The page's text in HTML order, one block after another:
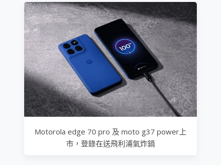
Motorola edge 70 pro 及 moto g37 power上
市，登錄在送飛利浦氣炸鍋